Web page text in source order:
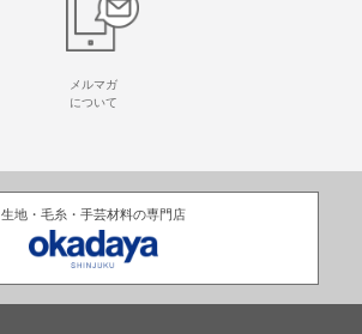
メルマガ
について
生地・毛糸・手芸材料の専門店